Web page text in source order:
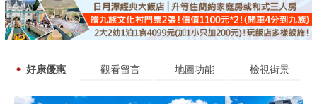
好康優惠 觀看留言 地圖功能 檢視街景